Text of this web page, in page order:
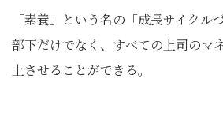
「素養」という名の「成長サイクル
部下だけでなく、すべての上司のマ
上させることができる。